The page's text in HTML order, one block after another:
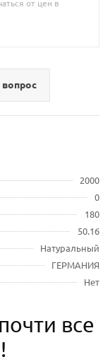
от цен в
2000
0
180
50.16
Натуральный
ГЕРМАНИЯ
Нет
все